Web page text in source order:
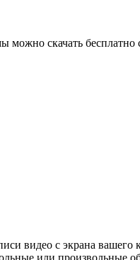
можно скачать бесплатно
видео с экрана вашего
или произвольные